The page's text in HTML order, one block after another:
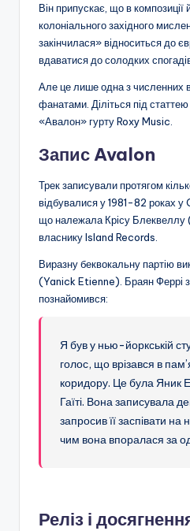
Він припускає, що в композиції
колоніального західного
закінчилася» відноситься до
вдаватися до солодких
Але це лише одна з численних
фанатами. Діліться під
«Авалон» гурту Roxy Music.
Запис Avalon
Трек записували протягом
відбувалися у 1981-82 роках
що належала Крісу
власнику Island Records.
Виразну беквокальну партію
(Yanick Etienne). Браян Феррі
познайомився:
Я був у нью-йоркській
голос, що врізався в
коридору. Це була Яник
Гаїті. Вона записувала
запросив її заспівати на
чим вона впоралася за
Реліз і